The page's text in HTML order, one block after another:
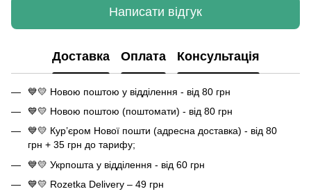
Написати відгук
Доставка Оплата Консультація
💙💛 Новою поштою у відділення - від 80 грн
💙💛 Новою поштою (поштомати) - від 80 грн
💙💛 Кур’єром Нової пошти (адресна доставка) - від 80
грн + 35 грн до тарифу;
💙💛 Укрпошта у відділення - від 60 грн
💙💛 Rozetka Delivery – 49 грн